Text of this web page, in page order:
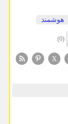
هوشمند
(0)
X